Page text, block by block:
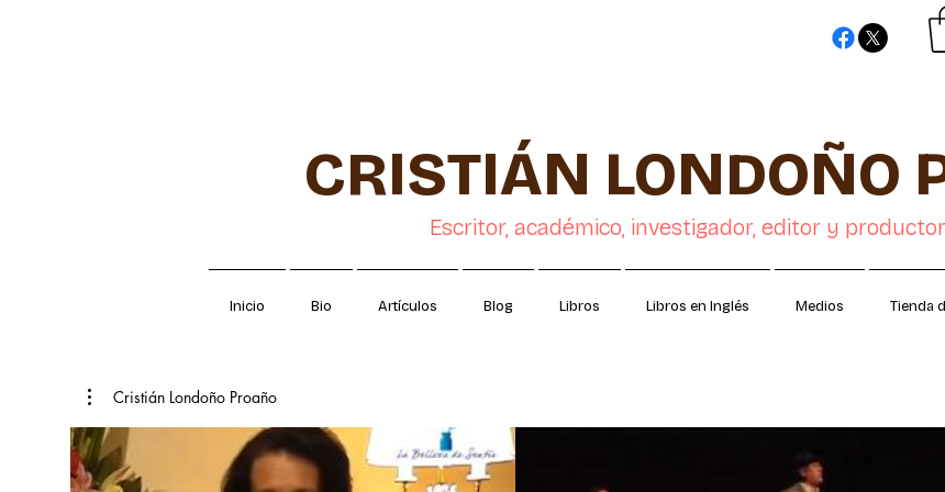
CRISTIÁN LONDOÑO
Escritor, académico, investigador, editor y productor
Inicio Bio Artículos Blog Libros Libros en Inglés Medios Tienda
Cristián Londoño Proaño